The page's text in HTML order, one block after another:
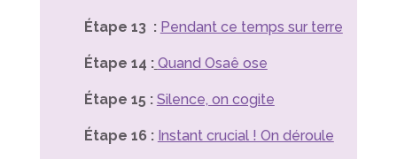
Étape 13 : Pendant ce temps sur terre
Étape 14 : Quand Osaê ose
Étape 15 : Silence, on cogite
Étape 16 : Instant crucial ! On déroule